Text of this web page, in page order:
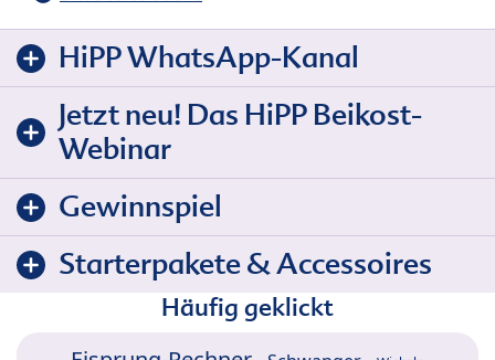
HiPP WhatsApp-Kanal
Jetzt neu! Das HiPP Beikost-
Webinar
Gewinnspiel
Starterpakete & Accessoires
Häufig geklickt